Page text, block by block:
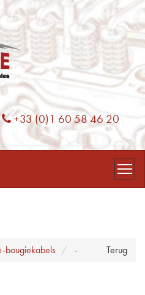
Phone
+33 (0)1 60 58 46 20
Terug
bougiekabels -